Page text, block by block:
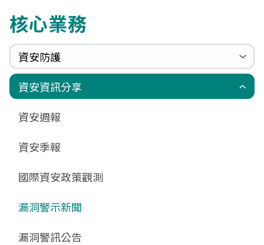
核心業務
資安防護
政府組態基準(GCB)
更新消息
GCB說明文件
GCB部署資源
GCB終止支援
資通安全弱點通報機制(VANS)
申請作業表單
數位影片教材
FAQ
端點偵測及應變機制(EDR)
相關文件與表單
零信任架構(ZTA)
相關文件與表單
驗證進度
國家資安聯防監控中心(N-SOC)
國家資安通報應變中心(N-CERT)
資安資訊分享
資安週報
資安季報
國際資安政策觀測
漏洞警示新聞
漏洞警訊公告